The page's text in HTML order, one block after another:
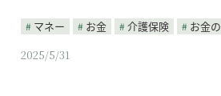
マネー お金 介護保険
お金
2025/5/31